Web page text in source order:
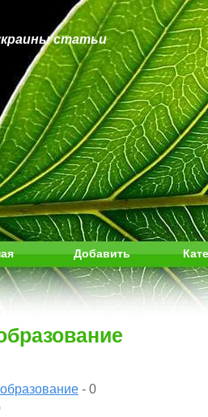
статьи
Добавить
- 0